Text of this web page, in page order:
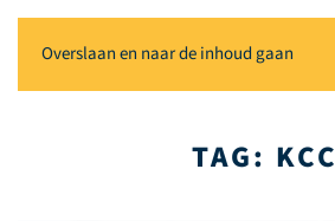
Overslaan en naar de inhoud gaan
TAG: KCC